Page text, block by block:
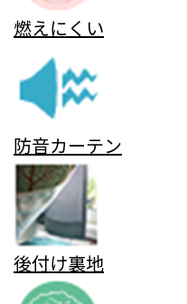
燃えにくい
防音カーテン
後付け裏地